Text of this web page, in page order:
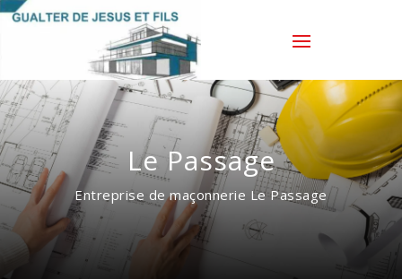
Le Passage
Entreprise de maçonnerie Le Passage